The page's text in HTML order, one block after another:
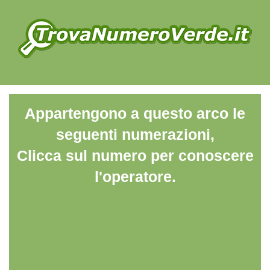
Appartengono a questo arco le
seguenti numerazioni,
Clicca sul numero per conoscere
l'operatore.